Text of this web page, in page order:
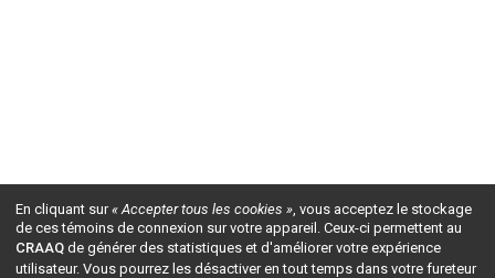
En cliquant sur« Accepter tous les cookies », vous acceptez le stockage
de ces témoins de connexion sur votre appareil. Ceux-ci permettent au
CRAAQ de générer des statistiques et d'améliorer votre expérience
utilisateur. Vous pourrez les désactiver en tout temps dans votre fureteur